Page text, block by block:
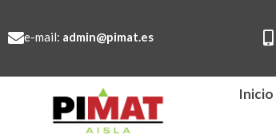
e-mail: admin@pimat.es
Inicio